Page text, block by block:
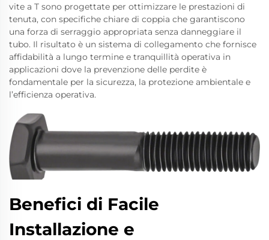
vite a T sono progettate per ottimizzare le prestazioni di
tenuta, con specifiche chiare di coppia che garantiscono
una forza di serraggio appropriata senza danneggiare il
tubo. Il risultato è un sistema di collegamento che fornisce
affidabilità a lungo termine e tranquillità operativa in
applicazioni dove la prevenzione delle perdite è
fondamentale per la sicurezza, la protezione ambientale e
l’efficienza operativa.
Benefici di Facile
Installazione e